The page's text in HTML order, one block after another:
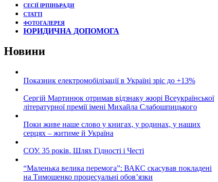
СЕСІЇ ІРПІНЬРАДИ
СТАТТІ
ФОТОГАЛЕРЕЯ
ЮРИДИЧНА ДОПОМОГА
Новини
Показник електромобілізації в Україні зріс до +13%
Сергій Мартинюк отримав відзнаку жюрі Всеукраїнської
літературної премії імені Михайла Слабошпицького
Поки живе наше слово у книгах, у родинах, у наших
серцях – житиме й Україна
СОУ. 35 років. Шлях Гідності і Честі
“Маленька велика перемога”: ВАКС скасував покладені
на Тимошенко процесуальні обов’язки